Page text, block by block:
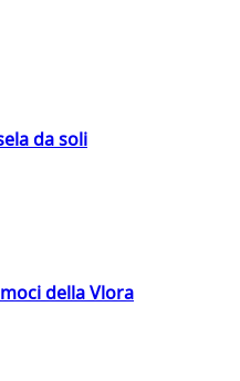
da soli
della Vlora